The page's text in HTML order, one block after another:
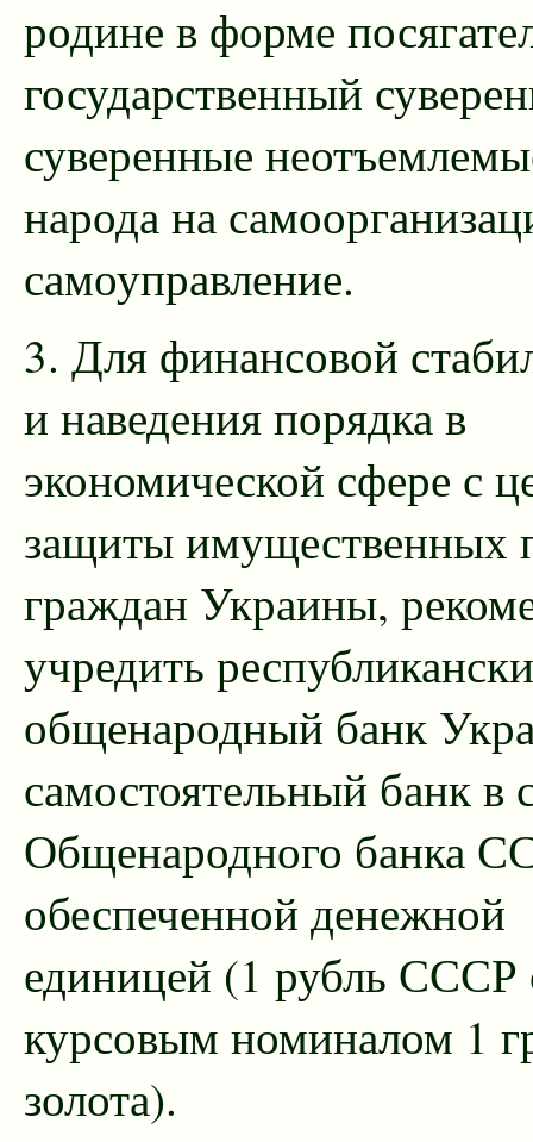
родине в форме
государственный
суверенные
народа на
самоуправление.
3. Для финансовой
и наведения порядка в
экономической сфере с
защиты имущественных
граждан Украины,
учредить
общенародный банк
самостоятельный банк в
Общенародного банка
обеспеченной денежной
единицей (1 рубль СССР
курсовым номиналом 1
золота).